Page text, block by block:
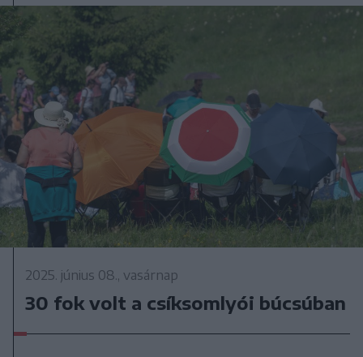
2025. június 08., vasárnap
30 fok volt a csíksomlyói búcsúban